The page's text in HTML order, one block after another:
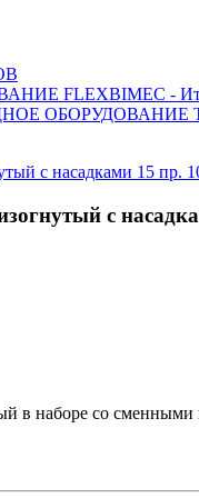
FLEXBIMEC -
ОБОРУДОВАНИЕ
с
в наборе со сменными